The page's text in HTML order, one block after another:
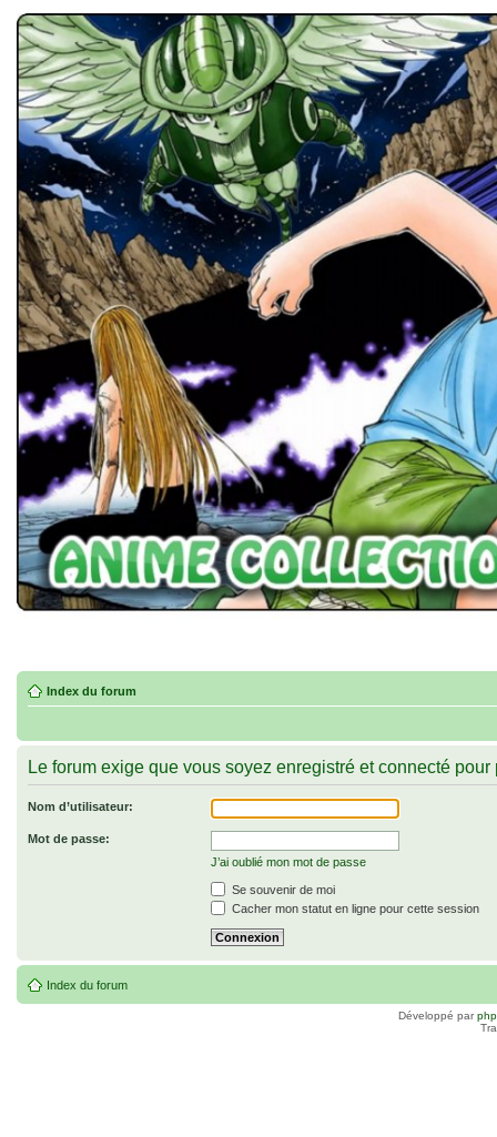
Index du forum
Le forum exige que vous soyez enregistré et connecté
Nom d’utilisateur:
Mot de passe:
J’ai oublié mon mot de passe
Se souvenir de moi
Cacher mon statut en ligne pour cette session
Index du forum
Développé par